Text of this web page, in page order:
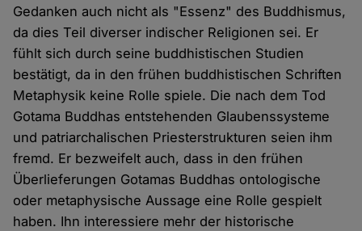
Gedanken auch nicht als "Essenz" des Buddhismus,
da dies Teil diverser indischer Religionen sei. Er
fühlt sich durch seine buddhistischen Studien
bestätigt, da in den frühen buddhistischen Schriften
Metaphysik keine Rolle spiele. Die nach dem Tod
Gotama Buddhas entstehenden Glaubenssysteme
und patriarchalischen Priesterstrukturen seien ihm
fremd. Er bezweifelt auch, dass in den frühen
Überlieferungen Gotamas Buddhas ontologische
oder metaphysische Aussage eine Rolle gespielt
haben. Ihn interessiere mehr der historische